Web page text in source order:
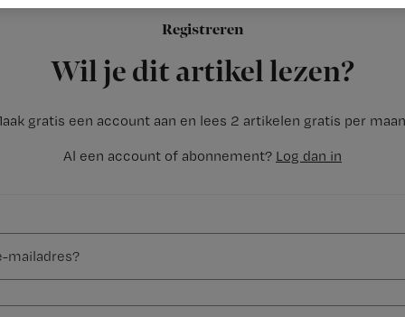
Registreren
Wil je dit artikel lezen?
gratis een account aan en lees 2 artikelen gratis per
Al een account of abonnement? Log dan in